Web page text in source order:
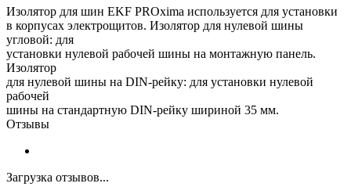
Изолятор для шин EKF PROxima используется для установки
в корпусах электрощитов. Изолятор для нулевой шины
угловой: для
установки нулевой рабочей шины на монтажную панель.
Изолятор
для нулевой шины на DIN-рейку: для установки нулевой
рабочей
шины на стандартную DIN-рейку шириной 35 мм.
Отзывы
Загрузка отзывов...